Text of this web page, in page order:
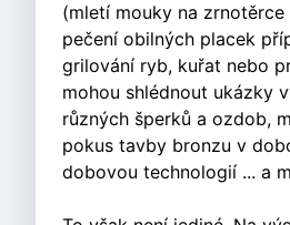
(mletí mouky na zrnotěrce
pečení obilných placek
grilování ryb, kuřat nebo
mohou shlédnout ukázky
různých šperků a ozdob,
pokus tavby bronzu v
dobovou technologií ... a